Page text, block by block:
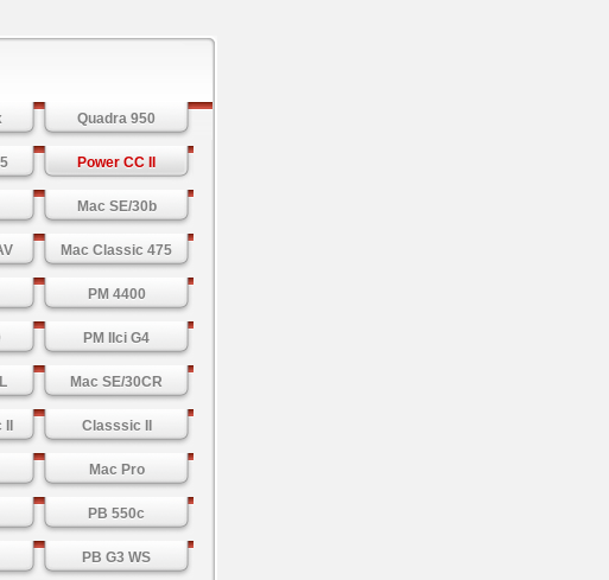
Quadra 950
Power CC II
Mac SE/30b
Mac Classic 475
PM 4400
PM IIci G4
Mac SE/30CR
Classsic II
Mac Pro
PB 550c
PB G3 WS